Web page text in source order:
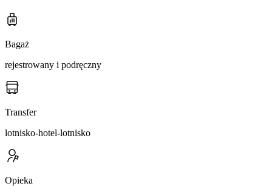
Bagaż
rejestrowany i podręczny
Transfer
lotnisko-hotel-lotnisko
Opieka